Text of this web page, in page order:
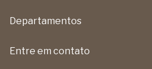
Departamentos
Entre em contato